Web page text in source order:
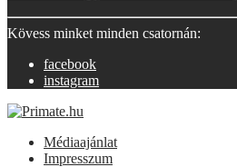
Kövess minket minden csatornán:
facebook
instagram
Médiaajánlat
Impresszum